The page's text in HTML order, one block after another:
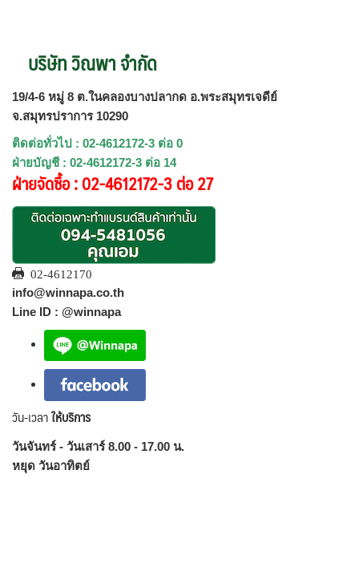
บริษัท วิณพา จำกัด
19/4-6 หมู่ 8 ต.ในคลองบางปลากด อ.พระสมุทรเจดีย์
จ.สมุทรปราการ 10290
ติดต่อทั่วไป : 02-4612172-3 ต่อ 0
ฝ่ายบัญชี : 02-4612172-3 ต่อ 14
ฝ่ายจัดซื้อ : 02-4612172-3 ต่อ 27
02-4612170
info@winnapa.co.th
Line ID : @winnapa
วัน-เวลาให้บริการ
วันจันทร์ - วันเสาร์ 8.00 - 17.00 น.
หยุด วันอาทิตย์